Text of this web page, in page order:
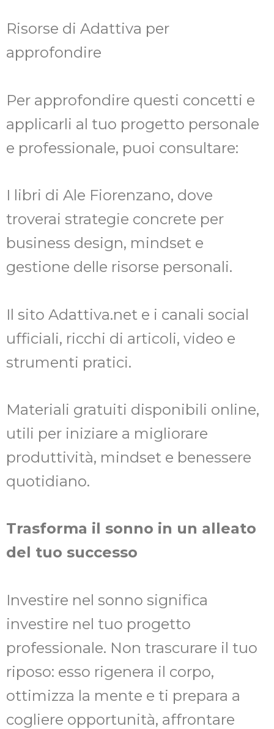
Risorse di Adattiva per
approfondire
Per approfondire questi concetti e
applicarli al tuo progetto personale
e professionale, puoi consultare:
I libri di Ale Fiorenzano, dove
troverai strategie concrete per
business design, mindset e
gestione delle risorse personali.
Il sito Adattiva.net e i canali social
ufficiali, ricchi di articoli, video e
strumenti pratici.
Materiali gratuiti disponibili online,
utili per iniziare a migliorare
produttività, mindset e benessere
quotidiano.
Trasforma il sonno in un alleato
del tuo successo
Investire nel sonno significa
investire nel tuo progetto
professionale. Non trascurare il tuo
riposo: esso rigenera il corpo,
ottimizza la mente e ti prepara a
cogliere opportunità, affrontare